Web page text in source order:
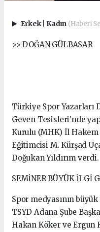
Erkek Kadın (Haberi
>> DOĞAN GÜLBASAR
Türkiye Spor Yazarları
Geven Tesisleri’nde
Kurulu (MHK) İl Hakem
Eğitimcisi M. Kürşad
Doğukan Yıldırım verdi.
SEMİNER BÜYÜK İLGİ
Spor medyasının
TSYD Adana Şube
Hakan Köker ve Ergun